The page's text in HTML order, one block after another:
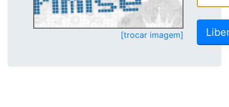
[trocar imagem]